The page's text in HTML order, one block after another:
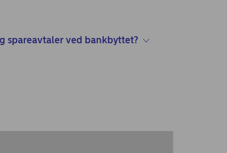
spareavtaler ved bankbyttet?